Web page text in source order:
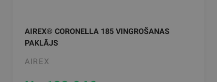
AIREX® CORONELLA 185 VINGROŠANAS
PAKLĀJS
AIREX